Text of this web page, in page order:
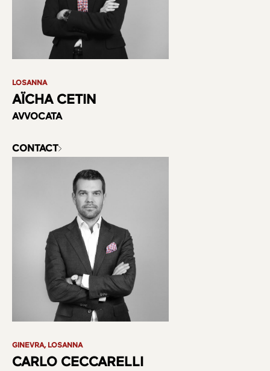
LOSANNA
AÏCHA CETIN
AVVOCATA
CONTACT
GINEVRA, LOSANNA
CARLO CECCARELLI